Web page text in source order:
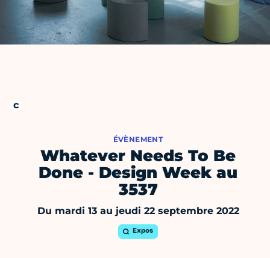
ÉVÈNEMENT
Whatever Needs To Be
Done - Design Week au
3537
Du mardi 13 au jeudi 22 septembre 2022
Expos